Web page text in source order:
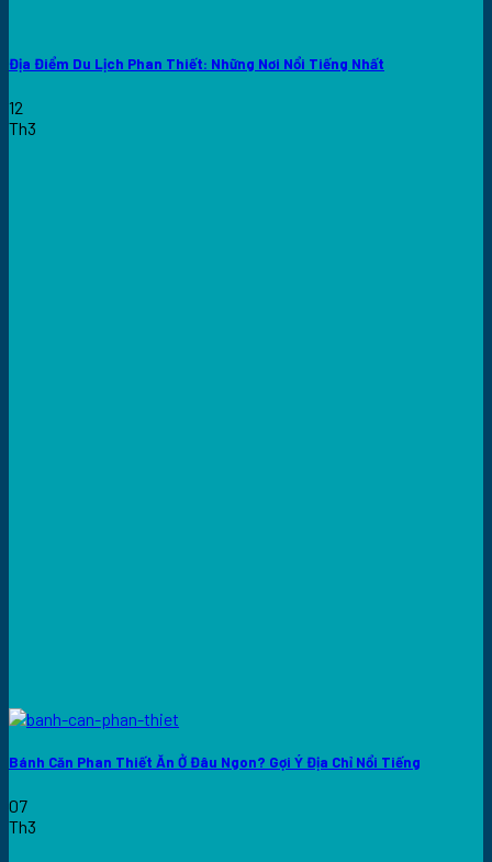
Địa Điểm Du Lịch Phan Thiết: Những Nơi Nổi Tiếng Nhất
12
Th3
Bánh Căn Phan Thiết Ăn Ở Đâu Ngon? Gợi Ý Địa Chỉ Nổi Tiếng
07
Th3